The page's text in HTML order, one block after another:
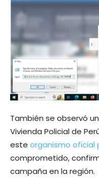
También se observó
Vivienda Policial de
este organismo oficial
comprometido,
campaña en la región.